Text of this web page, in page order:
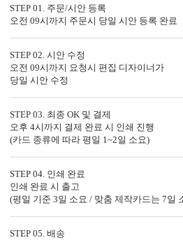
디자인형
신랑신부 이름, 예식일을 인쇄할
수신
컬러 봉투
STEP 01. 주문/시안 등록
오전 09시까지 주문시 당일 시안 등록 완료
STEP 02. 시안 수정
오전 09시까지 요청시 편집 디자이너가
당일 시안 수정
STEP 03. 최종 OK 및 결제
오후 4시까지 결제 완료 시 인쇄 진행
(카드 종류에 따라 평일 1~2일 소요)
STEP 04. 인쇄 완료
인쇄 완료 시 출고
(평일 기준 3일 소요 / 맞춤 제작카드는 7일
STEP 05. 배송